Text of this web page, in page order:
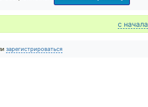
с начала
зарегистрироваться